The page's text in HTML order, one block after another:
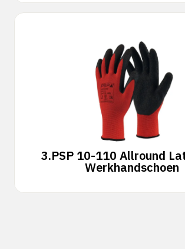
3.PSP 10-110 Allround
Werkhandschoen